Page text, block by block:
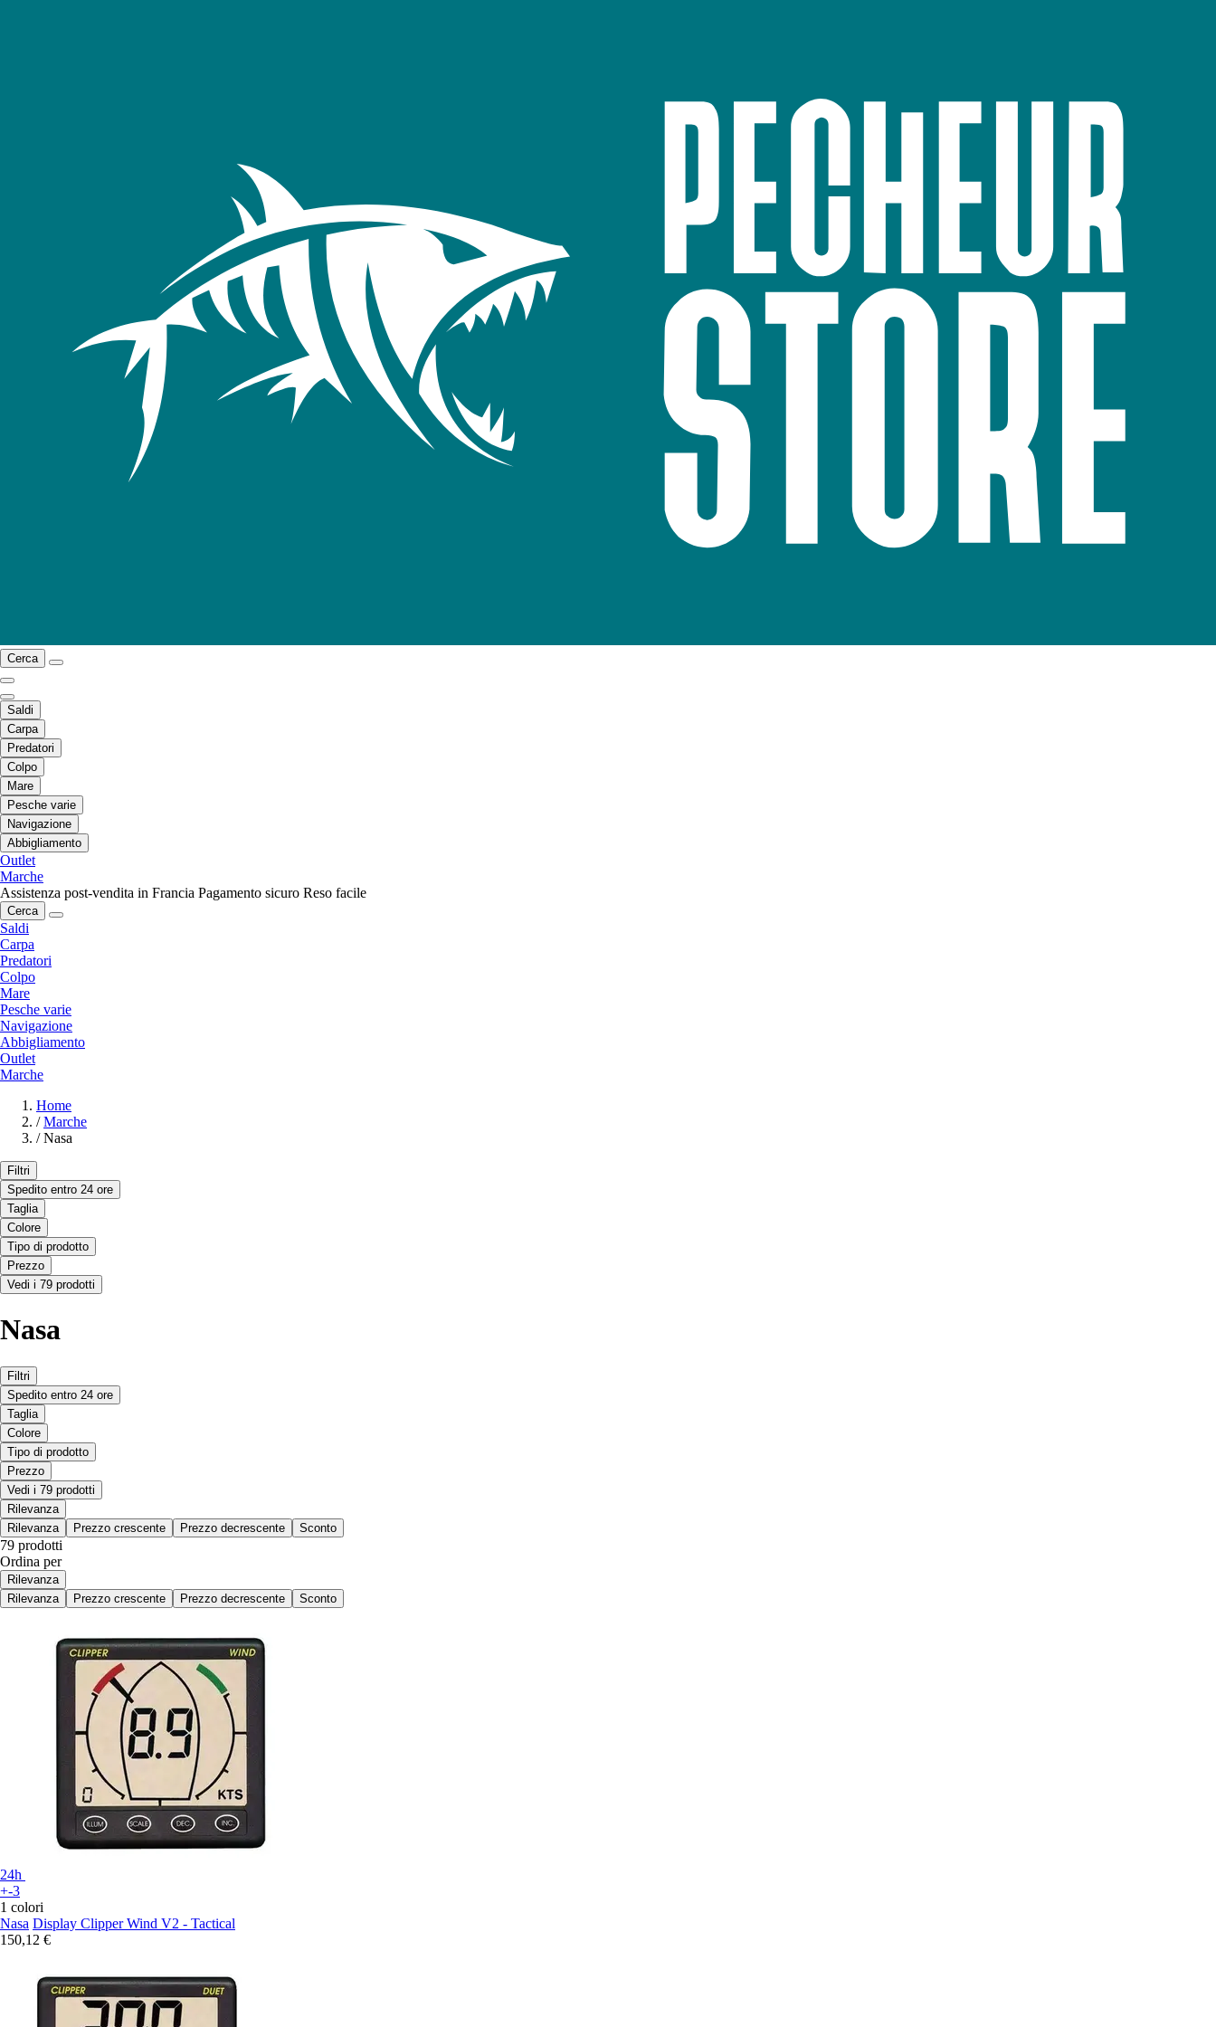
Cerca
Saldi
Carpa
Predatori
Colpo
Mare
Pesche varie
Navigazione
Abbigliamento
Outlet
Marche
Assistenza post-vendita in Francia Pagamento sicuro Reso facile
Cerca
Saldi
Carpa
Predatori
Colpo
Mare
Pesche varie
Navigazione
Abbigliamento
Outlet
Marche
Home
/ Marche
/ Nasa
Filtri
Spedito entro 24 ore
Taglia
Colore
Tipo di prodotto
Prezzo
Vedi i 79 prodotti
Nasa
Filtri
Spedito entro 24 ore
Taglia
Colore
Tipo di prodotto
Prezzo
Vedi i 79 prodotti
Rilevanza
Rilevanza
Prezzo crescente Prezzo decrescente Sconto
79 prodotti
Ordina per
Rilevanza
Rilevanza
Prezzo crescente Prezzo decrescente Sconto
24h
+-3
1 colori
Nasa Display Clipper Wind V2 - Tactical
150,12 €